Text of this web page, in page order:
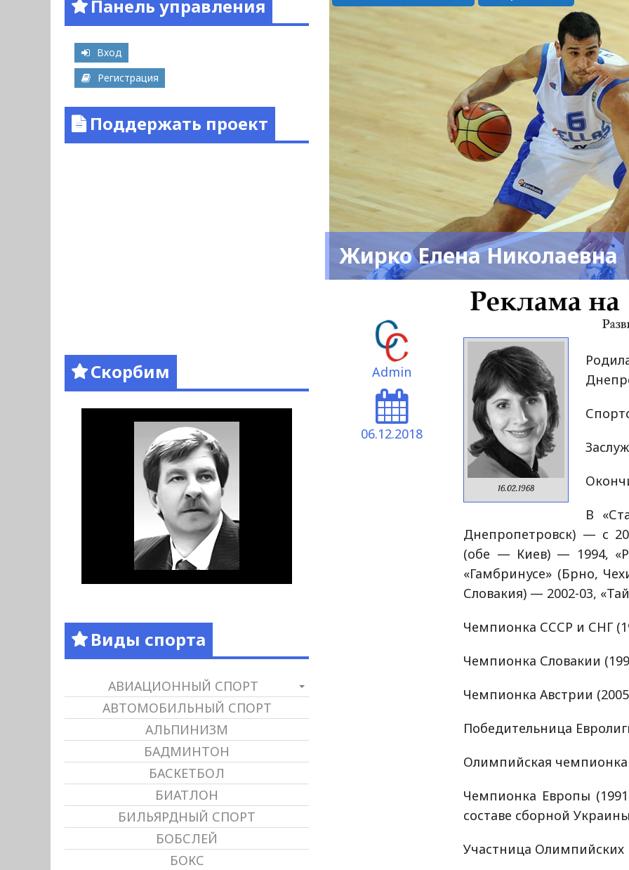
Жирко Елена Николаевна
Admin
06.12.2018
16.02.1968
В
Днепропетровск) — с
(обе — Киев) — 1994,
«Гамбринусе» (Брно,
Словакия) — 2002-03,
Чемпионка СССР и СНГ
Чемпионка Словакии
Чемпионка Австрии
Победительница
Олимпийская чемпионка
Чемпионка Европы
составе сборной
Участница Олимпийских
Панель управления
Вход
Регистрация
Поддержать проект
Скорбим
Виды спорта
АВИАЦИОННЫЙ СПОРТ
АВТОМОБИЛЬНЫЙ СПОРТ
АЛЬПИНИЗМ
БАДМИНТОН
БАСКЕТБОЛ
БИАТЛОН
БИЛЬЯРДНЫЙ СПОРТ
БОБСЛЕЙ
БОКС